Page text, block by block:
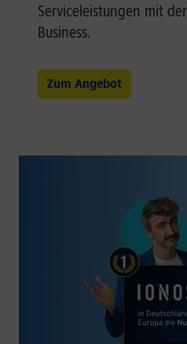
Serviceleistungen mit
Business.
Zum Angebot